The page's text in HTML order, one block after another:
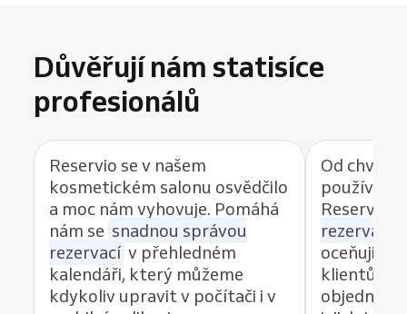
Důvěřují nám statisíce
profesionálů
Reservio se v našem
kosmetickém salonu osvědčilo
a moc nám vyhovuje. Pomáhá
nám se snadnou správou
rezervací v přehledném
kalendáři, který můžeme
kdykoliv upravit v počítači i v
Od chvíle,
používat
Reservio,
rezervací
oceňuji
klientům